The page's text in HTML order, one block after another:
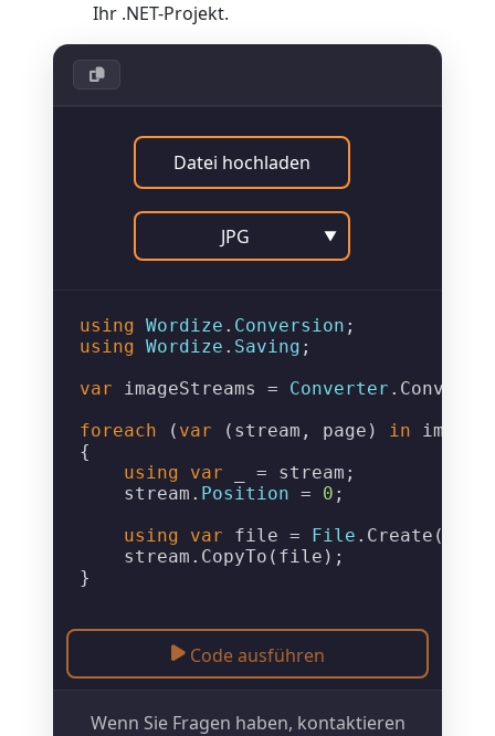
Ihr .NET-Projekt.
Datei hochladen
JPG ▼
using Wordize . Conversion
using Wordize . Saving ;
var imageStreams = Converter .
foreach ( var (stream, page) in
{
using
var _ = stream;
    stream.
Position = 0 ;
using
var file = File . Create (
    stream.
CopyTo (file);
Code ausführen
Wenn Sie Fragen haben, kontaktieren